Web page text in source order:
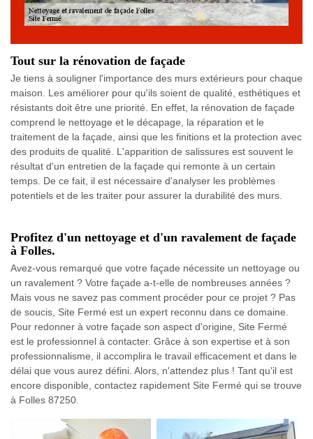
Tout sur la rénovation de façade
Je tiens à souligner l'importance des murs extérieurs pour chaque
maison. Les améliorer pour qu'ils soient de qualité, esthétiques et
résistants doit être une priorité. En effet, la rénovation de façade
comprend le nettoyage et le décapage, la réparation et le
traitement de la façade, ainsi que les finitions et la protection avec
des produits de qualité. L'apparition de salissures est souvent le
résultat d'un entretien de la façade qui remonte à un certain
temps. De ce fait, il est nécessaire d'analyser les problèmes
potentiels et de les traiter pour assurer la durabilité des murs.
Profitez d'un nettoyage et d'un ravalement de façade
à Folles.
Avez-vous remarqué que votre façade nécessite un nettoyage ou
un ravalement ? Votre façade a-t-elle de nombreuses années ?
Mais vous ne savez pas comment procéder pour ce projet ? Pas
de soucis, Site Fermé est un expert reconnu dans ce domaine.
Pour redonner à votre façade son aspect d'origine, Site Fermé
est le professionnel à contacter. Grâce à son expertise et à son
professionnalisme, il accomplira le travail efficacement et dans le
délai que vous aurez défini. Alors, n'attendez plus ! Tant qu'il est
encore disponible, contactez rapidement Site Fermé qui se trouve
à Folles 87250.